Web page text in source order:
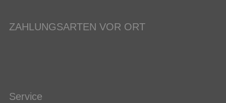
ZAHLUNGSARTEN VOR ORT
Service